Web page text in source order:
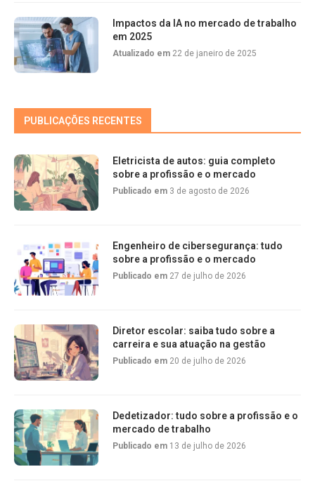
Impactos da IA no mercado de trabalho
em 2025
Atualizado em 22 de janeiro de 2025
PUBLICAÇÕES RECENTES
Eletricista de autos: guia completo
sobre a profissão e o mercado
Publicado em 3 de agosto de 2026
Engenheiro de cibersegurança: tudo
sobre a profissão e o mercado
Publicado em 27 de julho de 2026
Diretor escolar: saiba tudo sobre a
carreira e sua atuação na gestão
Publicado em 20 de julho de 2026
Dedetizador: tudo sobre a profissão e o
mercado de trabalho
Publicado em 13 de julho de 2026